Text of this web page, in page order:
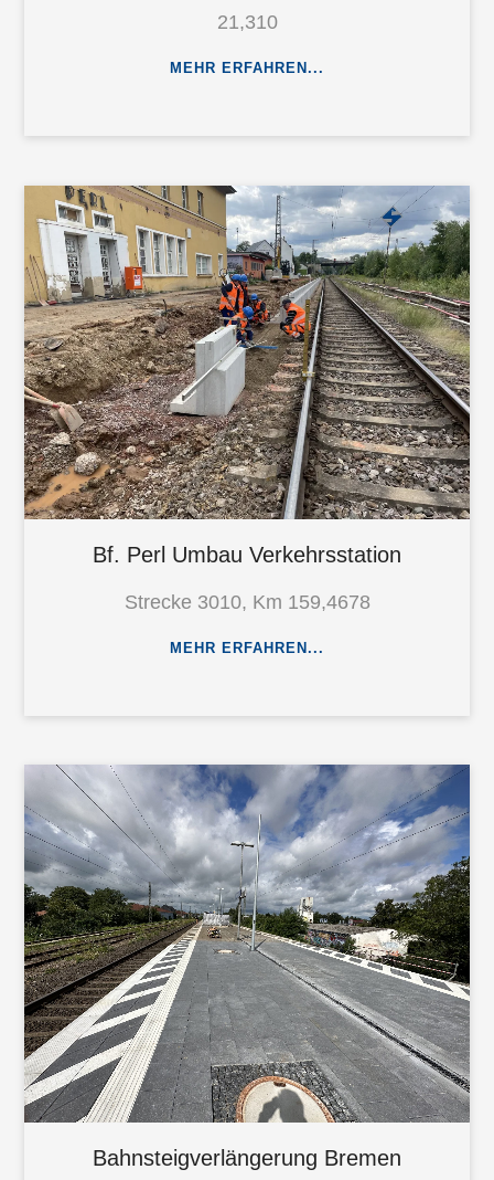
21,310
MEHR ERFAHREN...
Bf. Perl Umbau Verkehrsstation
Strecke 3010, Km 159,4678
MEHR ERFAHREN...
Bahnsteigverlängerung Bremen